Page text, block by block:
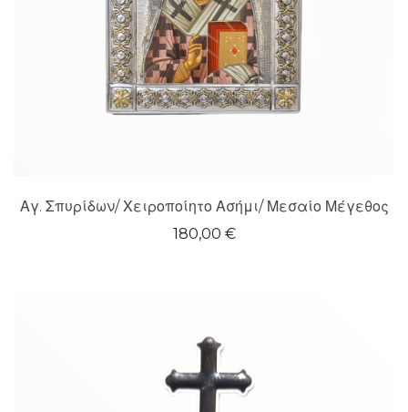
Αγ. Σπυρίδων/ Χειροποίητο Ασήμι/ Μεσαίο Μέγεθος
180,00 €